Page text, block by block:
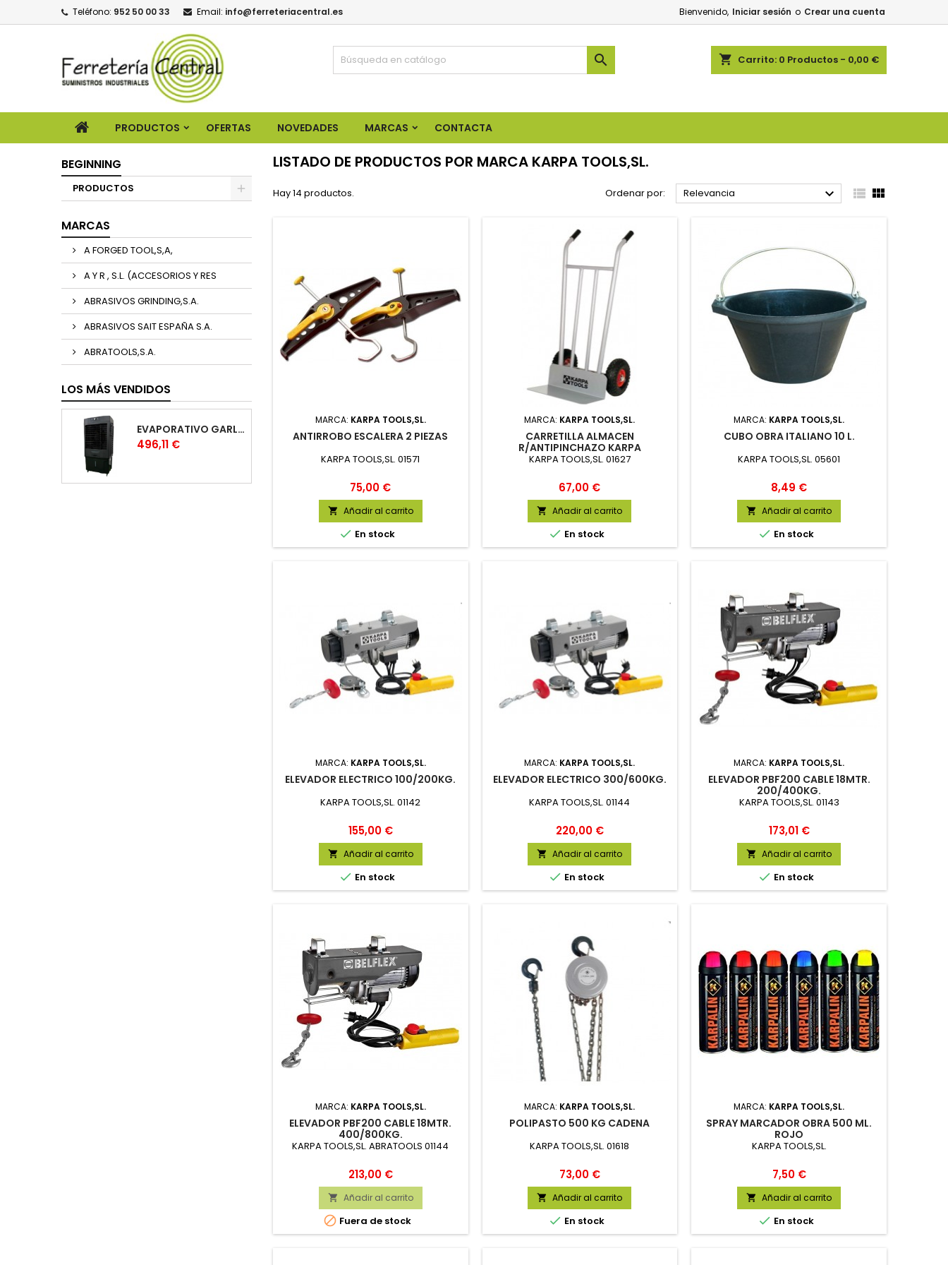
Teléfono: 952 50 00 33 Email: info@ferreteriacentral.es Bienvenido, Iniciar sesión o Crear una cuenta
shopping_cart Carrito: 0 Productos - 0,00 €

PRODUCTOS OFERTAS NOVEDADES MARCAS CONTACTA
BEGINNING
PRODUCTOS
MARCAS
A FORGED TOOL,S,A,
A Y R , S.L. (ACCESORIOS Y RES
ABRASIVOS GRINDING,S.A.
ABRASIVOS SAIT ESPAÑA S.A.
ABRATOOLS,S.A.
LOS MÁS VENDIDOS
EVAPORATIVO GARLAND COOL 1530
Precio
496,11 €
LISTADO DE PRODUCTOS POR MARCA KARPA TOOLS,SL.
Hay 14 productos. Ordenar por: Relevancia   
MARCA: KARPA TOOLS,SL.
ANTIRROBO ESCALERA 2 PIEZAS
KARPA TOOLS,SL. 01571
Precio
75,00 €
 Añadir al carrito
 En stock
MARCA: KARPA TOOLS,SL.
CARRETILLA ALMACEN
R/ANTIPINCHAZO KARPA
KARPA TOOLS,SL. 01627
Precio
67,00 €
 Añadir al carrito
 En stock
MARCA: KARPA TOOLS,SL.
CUBO OBRA ITALIANO 10 L.
KARPA TOOLS,SL. 05601
Precio
8,49 €
 Añadir al carrito
 En stock
MARCA: KARPA TOOLS,SL.
ELEVADOR ELECTRICO 100/200KG.
KARPA TOOLS,SL. 01142
Precio
155,00 €
 Añadir al carrito
 En stock
MARCA: KARPA TOOLS,SL.
ELEVADOR ELECTRICO 300/600KG.
KARPA TOOLS,SL. 01144
Precio
220,00 €
 Añadir al carrito
 En stock
MARCA: KARPA TOOLS,SL.
ELEVADOR PBF200 CABLE 18MTR.
200/400KG.
KARPA TOOLS,SL. 01143
Precio
173,01 €
 Añadir al carrito
 En stock
MARCA: KARPA TOOLS,SL.
ELEVADOR PBF200 CABLE 18MTR.
400/800KG.
KARPA TOOLS,SL. ABRATOOLS 01144
Precio
213,00 €
 Añadir al carrito
 Fuera de stock
MARCA: KARPA TOOLS,SL.
POLIPASTO 500 KG CADENA
KARPA TOOLS,SL. 01618
Precio
73,00 €
 Añadir al carrito
 En stock
MARCA: KARPA TOOLS,SL.
SPRAY MARCADOR OBRA 500 ML.
ROJO
KARPA TOOLS,SL.
Precio
7,50 €
 Añadir al carrito
 En stock